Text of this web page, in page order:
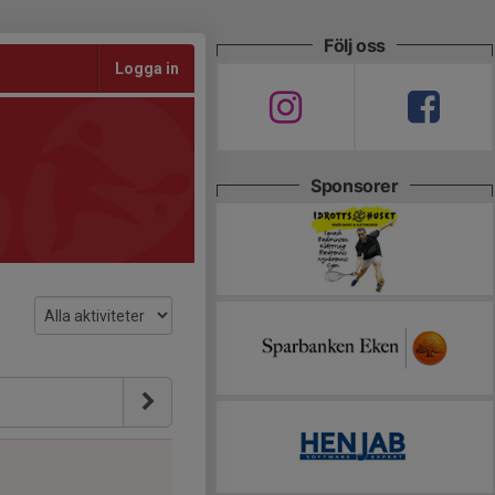
Logga in
Följ oss
Sponsorer